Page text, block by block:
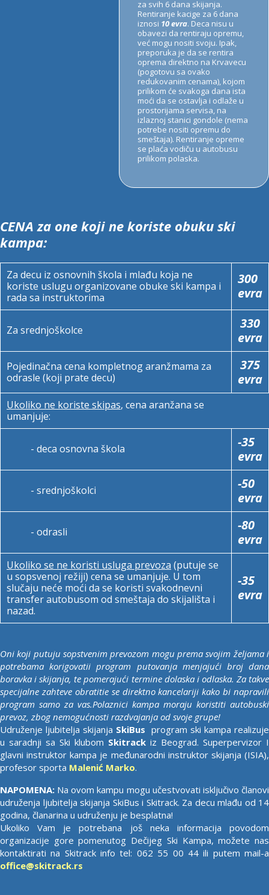
za svih 6 dana skijanja.
Rentiranje kacige za 6 dana
iznosi 10 evra. Deca nisu u
obavezi da rentiraju opremu,
već mogu nositi svoju. Ipak,
preporuka je da se rentira
oprema direktno na Krvavecu
(pogotovu sa ovako
redukovanim cenama), kojom
prilikom će svakoga dana ista
moći da se ostavlja i odlaže u
prostorijama servisa, na
izlaznoj stanici gondole (nema
potrebe nositi opremu do
smeštaja). Rentiranje opreme
se plaća vodiču u autobusu
prilikom polaska.
CENA za one koji ne koriste obuku ski
kampa:
Za decu iz osnovnih škola i mlađu koja ne
koriste uslugu organizovane obuke ski kampa i
rada sa instruktorima
300
evra
Za srednjoškolce
330
evra
Pojedinačna cena kompletnog aranžmama za
odrasle (koji prate decu)
375
evra
Ukoliko ne koriste skipas, cena aranžana se
umanjuje:
- deca osnovna škola
-35
evra
- srednjoškolci
-50
evra
- odrasli
-80
evra
Ukoliko se ne koristi usluga prevoza (putuje se
u sopsvenoj režiji) cena se umanjuje. U tom
slučaju neće moći da se koristi svakodnevni
transfer autobusom od smeštaja do skijališta i
nazad.
-35
evra
Oni koji putuju sopstvenim prevozom mogu prema svojim željama i
potrebama korigovatii program putovanja menjajući broj dana
boravka i skijanja, te pomerajući termine dolaska i odlaska. Za takve
specijalne zahteve obratitie se direktno kancelariji kako bi napravili
program samo za vas.Polaznici kampa moraju koristiti autobuski
prevoz, zbog nemogućnosti razdvajanja od svoje grupe!
Udruženje ljubitelja skijanja SkiBus program ski kampa realizuje
u saradnji sa Ski klubom Skitrack iz Beograd. Superpervizor I
glavni instruktor kampa je međunarodni instruktor skijanja (ISIA),
profesor sporta Malenić Marko.
NAPOMENA: Na ovom kampu mogu učestvovati isključivo članovi
udruženja ljubitelja skijanja SkiBus i Skitrack. Za decu mlađu od 14
godina, članarina u udruženju je besplatna!
Ukoliko Vam je potrebana još neka informacija povodom
organizacije gore pomenutog Dečijeg Ski Kampa, možete nas
kontaktirati na Skitrack info tel: 062 55 00 44 ili putem mail-a
office@skitrack.rs